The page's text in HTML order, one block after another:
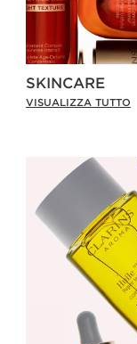
SKINCARE
VISUALIZZA TUTTO